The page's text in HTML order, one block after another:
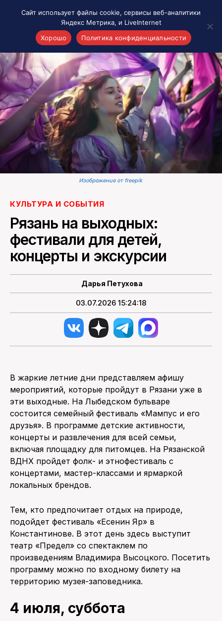
Акценты
Материалы о Рязани и области
Проекты 7 инфо
Здоровье
Интересное
Новости кино и ТВ
Новости России
Политика
Новости мира
О НАС
ПОИСК ПО САЙТУ
Изображение от freepik
КУЛЬТУРА И СОБЫТИЯ
Рязань на выходных:
фестивали для детей,
концерты и экскурсии
Дарья Петухова
03.07.2026 15:24:18
В жаркие летние дни представляем афишу
мероприятий, которые пройдут в Рязани уже в
эти выходные. На Лыбедском бульваре
состоится семейный фестиваль «Мампус и его
друзья». В программе детские активности,
концерты и развлечения для всей семьи,
включая площадку для питомцев. На Рязанской
ВДНХ пройдет фолк- и этнофестиваль с
концертами, мастер-классами и ярмаркой
локальных брендов.
Тем, кто предпочитает отдых на природе,
подойдет фестиваль «Есенин Яр» в
Константинове. В этот день здесь выступит
театр «Предел» со спектаклем по
произведениям Владимира Высоцкого. Посетить
программу можно по входному билету на
территорию музея-заповедника.
4 июля, суббота
Сайт использует файлы cookie, сервисы веб-аналитики
Яндекс Метрика, и LiveInternet
Хорошо
Политика конфиденциальности